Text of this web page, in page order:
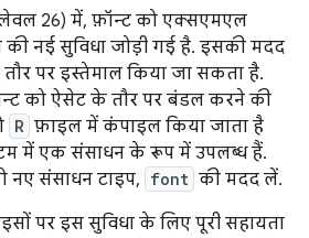
26) में, फ़ॉन्ट को एक्सएमएल
नई सुविधा जोड़ी गई है. इसकी मदद
पर इस्तेमाल किया जा सकता है.
को ऐसेट के तौर पर बंडल करने की
R फ़ाइल में कंपाइल किया जाता है
में एक संसाधन के रूप में उपलब्ध हैं.
नए संसाधन टाइप, font की मदद लें.
पर इस सुविधा के लिए पूरी सहायता